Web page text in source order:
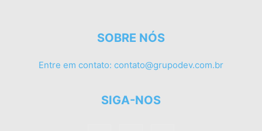
SOBRE NÓS
Entre em contato: contato@grupodev.com.br
SIGA-NOS